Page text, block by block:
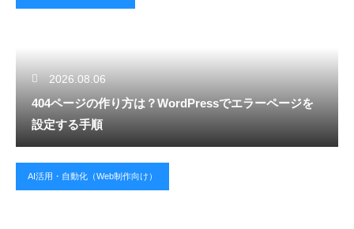
2026.08.06
404ページの作り方は？WordPressでエラーページを
設定する手順
AI活用・自動化（Web制作向け）